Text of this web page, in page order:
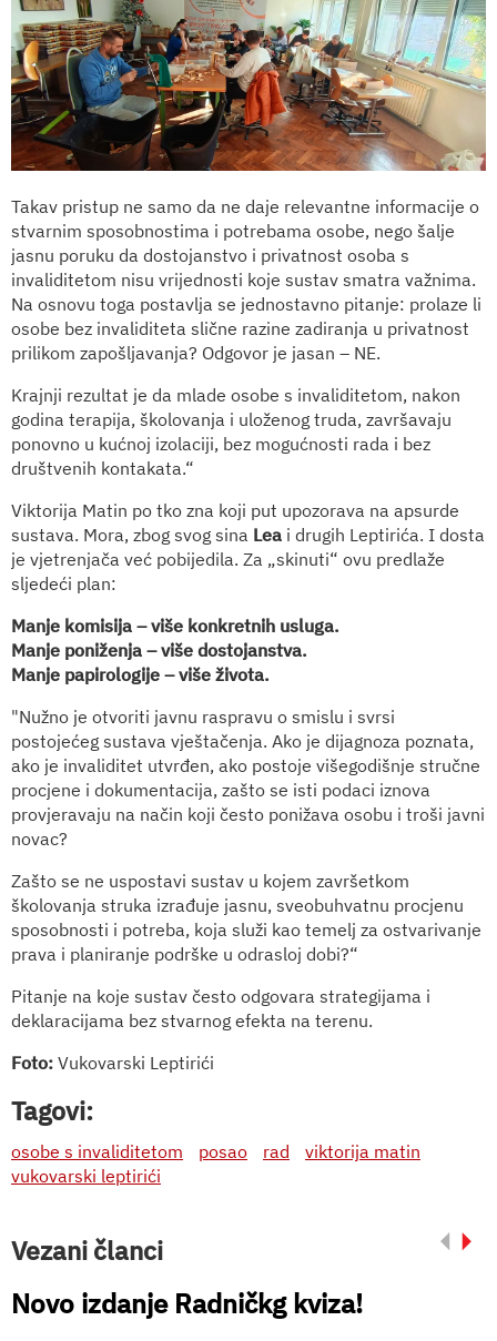
Takav pristup ne samo da ne daje relevantne informacije o
stvarnim sposobnostima i potrebama osobe, nego šalje
jasnu poruku da dostojanstvo i privatnost osoba s
invaliditetom nisu vrijednosti koje sustav smatra važnima.
Na osnovu toga postavlja se jednostavno pitanje: prolaze li
osobe bez invaliditeta slične razine zadiranja u privatnost
prilikom zapošljavanja? Odgovor je jasan – NE.
Krajnji rezultat je da mlade osobe s invaliditetom, nakon
godina terapija, školovanja i uloženog truda, završavaju
ponovno u kućnoj izolaciji, bez mogućnosti rada i bez
društvenih kontakata.“
Viktorija Matin po tko zna koji put upozorava na apsurde
sustava. Mora, zbog svog sina Lea i drugih Leptirića. I dosta
je vjetrenjača već pobijedila. Za „skinuti“ ovu predlaže
sljedeći plan:
Manje komisija – više konkretnih usluga.
Manje poniženja – više dostojanstva.
Manje papirologije – više života.
"Nužno je otvoriti javnu raspravu o smislu i svrsi
postojećeg sustava vještačenja. Ako je dijagnoza poznata,
ako je invaliditet utvrđen, ako postoje višegodišnje stručne
procjene i dokumentacija, zašto se isti podaci iznova
provjeravaju na način koji često ponižava osobu i troši javni
novac?
Zašto se ne uspostavi sustav u kojem završetkom
školovanja struka izrađuje jasnu, sveobuhvatnu procjenu
sposobnosti i potreba, koja služi kao temelj za ostvarivanje
prava i planiranje podrške u odrasloj dobi?“
Pitanje na koje sustav često odgovara strategijama i
deklaracijama bez stvarnog efekta na terenu.
Foto: Vukovarski Leptirići
Tagovi:
osobe s invaliditetom posao rad
viktorija matin
vukovarski leptirići
Vezani članci
Novo izdanje Radničkg kviza!